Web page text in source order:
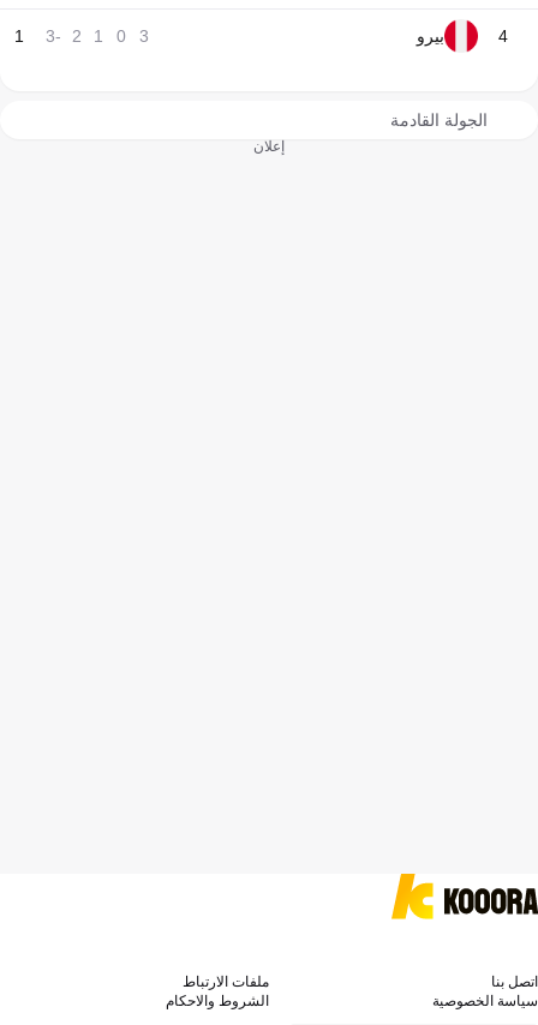
4 بيرو 3
0
1
2
-3
1
الجولة القادمة
إعلان
اتصل بنا
ملفات الارتباط
سياسة الخصوصية
الشروط والاحكام